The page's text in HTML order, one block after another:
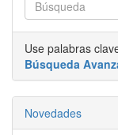
Use palabras
Búsqueda
Novedades